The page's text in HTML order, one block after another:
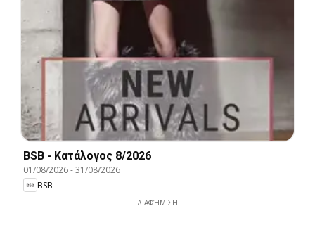
BSB - Kατάλογος 8/2026
01/08/2026-31/08/2026
BSB
ΔΙΑΦΉΜΙΣΗ